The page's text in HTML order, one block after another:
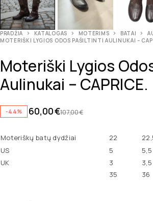
PRADŽIA KATALOGAS MOTERIMS BATAI
MOTERIŠKI LYGIOS ODOS PAŠILTINTI AULINUKAI –
Moteriški Lygios
Aulinukai – CAPRICE.
-44% 107,00€
60,00€
Moteriškų batų dydžiai 22
US
5 5,5
UK
3 3,5
35
36